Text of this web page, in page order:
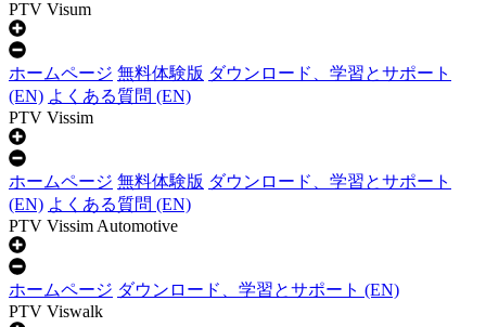
PTV Visum
ホームページ 無料体験版 ダウンロード、学習とサポート
(EN) よくある質問 (EN)
PTV Vissim
ホームページ 無料体験版 ダウンロード、学習とサポート
(EN) よくある質問 (EN)
PTV Vissim Automotive
ホームページ ダウンロード、学習とサポート (EN)
PTV Viswalk